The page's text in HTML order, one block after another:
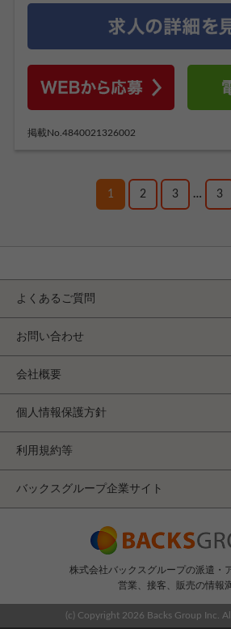
掲載No.4840021326002
1 2 3 … 3
よくあるご質問
お問い合わせ
会社概要
個人情報保護方針
利用規約等
バックスグループ企業サイト
株式会社バックスグループの派遣・
営業、接客、販売の情報
(c) Copyright 2026 Backs Group Inc.